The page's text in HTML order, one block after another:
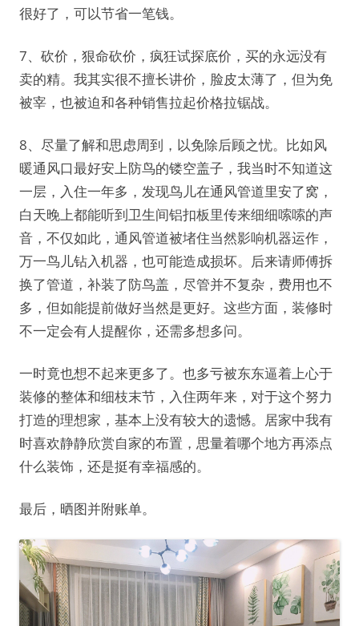
很好了，可以节省一笔钱。
7、砍价，狠命砍价，疯狂试探底价，买的永远没有
卖的精。我其实很不擅长讲价，脸皮太薄了，但为免
被宰，也被迫和各种销售拉起价格拉锯战。
8、尽量了解和思虑周到，以免除后顾之忧。比如风
暖通风口最好安上防鸟的镂空盖子，我当时不知道这
一层，入住一年多，发现鸟儿在通风管道里安了窝，
白天晚上都能听到卫生间铝扣板里传来细细嗦嗦的声
音，不仅如此，通风管道被堵住当然影响机器运作，
万一鸟儿钻入机器，也可能造成损坏。后来请师傅拆
换了管道，补装了防鸟盖，尽管并不复杂，费用也不
多，但如能提前做好当然是更好。这些方面，装修时
不一定会有人提醒你，还需多想多问。
一时竟也想不起来更多了。也多亏被东东逼着上心于
装修的整体和细枝末节，入住两年来，对于这个努力
打造的理想家，基本上没有较大的遗憾。居家中我有
时喜欢静静欣赏自家的布置，思量着哪个地方再添点
什么装饰，还是挺有幸福感的。
最后，晒图并附账单。